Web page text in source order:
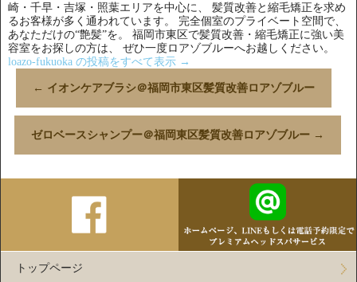
崎・千早・吉塚・照葉エリアを中心に、 髪質改善と縮毛矯正を求め
るお客様が多く通われています。 完全個室のプライベート空間で、
あなただけの“艶髪”を。 福岡市東区で髪質改善・縮毛矯正に強い美
容室をお探しの方は、 ぜひ一度ロアゾブルーへお越しください。
loazo-fukuoka の投稿をすべて表示 →
← イオンケアブラシ＠福岡市東区髪質改善ロアゾブルー
ゼロベースシャンプー＠福岡東区髪質改善ロアゾブルー →
トップページ